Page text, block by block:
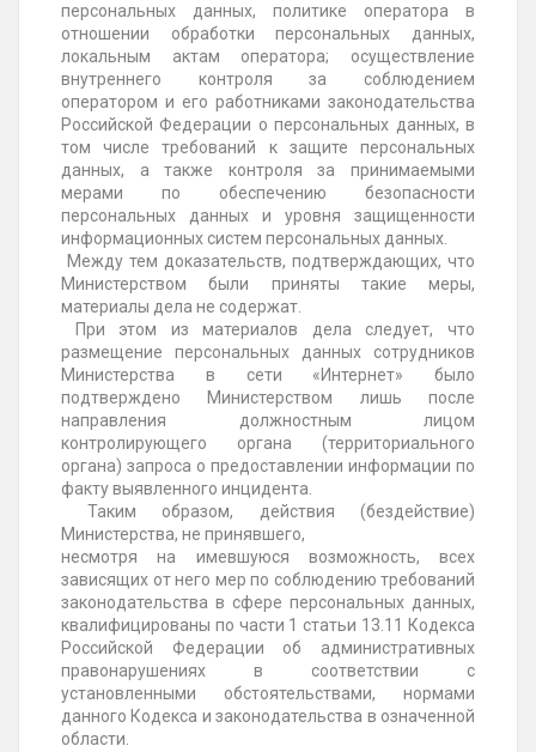
персональных данных, политике оператора в
отношении обработки персональных данных,
локальным актам оператора; осуществление
внутреннего контроля за соблюдением
оператором и его работниками законодательства
Российской Федерации о персональных данных, в
том числе требований к защите персональных
данных, а также контроля за принимаемыми
мерами по обеспечению безопасности
персональных данных и уровня защищенности
информационных систем персональных данных.
Между тем доказательств, подтверждающих, что
Министерством были приняты такие меры,
материалы дела не содержат.
При этом из материалов дела следует, что
размещение персональных данных сотрудников
Министерства в сети «Интернет» было
подтверждено Министерством лишь после
направления должностным лицом
контролирующего органа (территориального
органа) запроса о предоставлении информации по
факту выявленного инцидента.
Таким образом, действия (бездействие)
Министерства, не принявшего,
несмотря на имевшуюся возможность, всех
зависящих от него мер по соблюдению требований
законодательства в сфере персональных данных,
квалифицированы по части 1 статьи 13.11 Кодекса
Российской Федерации об административных
правонарушениях в соответствии с
установленными обстоятельствами, нормами
данного Кодекса и законодательства в означенной
области.